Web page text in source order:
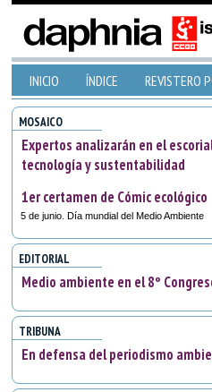
INICIO ÍNDICE REVISTERO
MOSAICO
Expertos analizarán en el
tecnología y sustentabilidad
1er certamen de Cómic ecológico
5 de junio. Día mundial del Medio Ambiente
EDITORIAL
Medio ambiente en el 8º
TRIBUNA
En defensa del periodismo